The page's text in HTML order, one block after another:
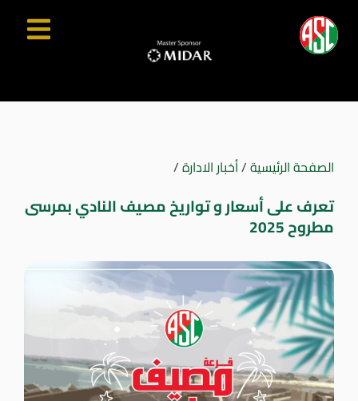
الصفحة الرئيسية/أخبار الادارة/
تعرف على أسعار و تواريخ مصيف النادي بمرسى
مطروح 2025